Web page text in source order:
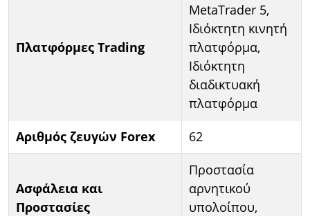
Πλατφόρμες Trading
MetaTrader 5,
Ιδιόκτητη κινητή
πλατφόρμα,
Ιδιόκτητη
διαδικτυακή
πλατφόρμα
Αριθμός ζευγών Forex
62
Ασφάλεια και
Προστασίες
Προστασία
αρνητικού
υπολοίπου,